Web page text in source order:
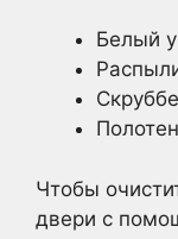
Белый
Чтобы
двери с